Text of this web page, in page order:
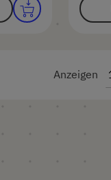
Anzeigen